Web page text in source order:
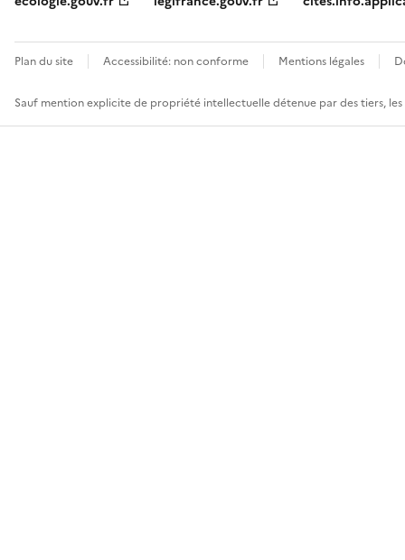
Plan du site Accessibilité: non conforme Mentions légales
Sauf mention explicite de propriété intellectuelle détenue par des tiers,